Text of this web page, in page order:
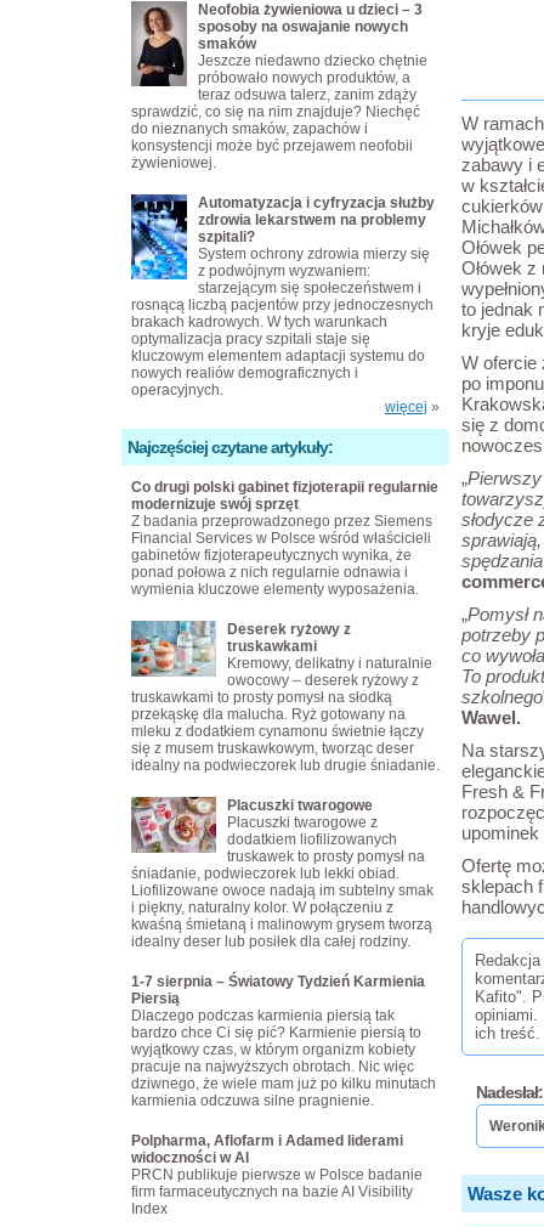
W
zabawy i
w
Ołówek
Ołówek z
to jednak
kryje
W ofercie
po
się z
„
słodycze
„Pomysł
potrzeby
co
To
szkolnego
Wawel.
Na
Fresh &
Ofertę
sklepach
Kafito".
opiniami.
ich treść.
Nadesłał:
Wasze
Neofobia żywieniowa u dzieci – 3
sposoby na oswajanie nowych
smaków
Jeszcze niedawno dziecko chętnie
próbowało nowych produktów, a
teraz odsuwa talerz, zanim zdąży
sprawdzić, co się na nim znajduje? Niechęć
do nieznanych smaków, zapachów i
konsystencji może być przejawem neofobii
żywieniowej.
Automatyzacja i cyfryzacja służby
zdrowia lekarstwem na problemy
szpitali?
System ochrony zdrowia mierzy się
z podwójnym wyzwaniem:
starzejącym się społeczeństwem i
rosnącą liczbą pacjentów przy jednoczesnych
brakach kadrowych. W tych warunkach
optymalizacja pracy szpitali staje się
kluczowym elementem adaptacji systemu do
nowych realiów demograficznych i
operacyjnych.
więcej »
Najczęściej czytane artykuły:
Co drugi polski gabinet fizjoterapii regularnie
modernizuje swój sprzęt
Z badania przeprowadzonego przez Siemens
Financial Services w Polsce wśród właścicieli
gabinetów fizjoterapeutycznych wynika, że
ponad połowa z nich regularnie odnawia i
wymienia kluczowe elementy wyposażenia.
Deserek ryżowy z
truskawkami
Kremowy, delikatny i naturalnie
owocowy – deserek ryżowy z
truskawkami to prosty pomysł na słodką
przekąskę dla malucha. Ryż gotowany na
mleku z dodatkiem cynamonu świetnie łączy
się z musem truskawkowym, tworząc deser
idealny na podwieczorek lub drugie śniadanie.
Placuszki twarogowe
Placuszki twarogowe z
dodatkiem liofilizowanych
truskawek to prosty pomysł na
śniadanie, podwieczorek lub lekki obiad.
Liofilizowane owoce nadają im subtelny smak
i piękny, naturalny kolor. W połączeniu z
kwaśną śmietaną i malinowym grysem tworzą
idealny deser lub posiłek dla całej rodziny.
1-7 sierpnia – Światowy Tydzień Karmienia
Piersią
Dlaczego podczas karmienia piersią tak
bardzo chce Ci się pić? Karmienie piersią to
wyjątkowy czas, w którym organizm kobiety
pracuje na najwyższych obrotach. Nic więc
dziwnego, że wiele mam już po kilku minutach
karmienia odczuwa silne pragnienie.
Polpharma, Aflofarm i Adamed liderami
widoczności w AI
PRCN publikuje pierwsze w Polsce badanie
firm farmaceutycznych na bazie AI Visibility
Index